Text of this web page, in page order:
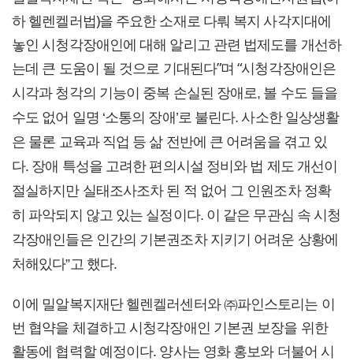
하 헬렌켈러법)을 주요한 소재로 다뤄 복지 사각지대에
놓인 시청각장애인에 대해 알리고 관련 법제도를 개선하
는데 큰 도움이 될 것으로 기대된다”며 “시청각장애인은
시각과 청각의 기능이 중복 손실된 장애로, 볼 수도 들을
수도 없어 일명 ‘소통의 장애’로 불린다. 사소한 일상생활
은 물론 교육과 직업 등 삶 전반에 큰 어려움을 겪고 있
다. 장애 특성을 고려한 편의시설 정비와 법 제도 개선이
절실하지만 실태조사조차 된 적 없어 그 인원조차 정확
히 파악되지 않고 있는 실정이다. 이 같은 무관심 속 시청
각장애인들은 인간의 기본권조차 지키기 어려운 상황에
처해있다”고 했다.
이에 밀알복지재단 헬렌켈러센터와 ㈜파인스토리는 이
번 협약을 체결하고 시청각장애인 기본권 보장을 위한
활동에 협력할 예정이다. 양사는 영화 홍보와 더불어 시